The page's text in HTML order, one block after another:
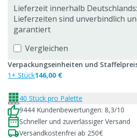
Lieferzeit innerhalb
Lieferzeiten sind unverbindlich
garantiert
Vergleichen
Verpackungseinheiten und
1+ Stück146,00 €
40 Stück pro Palette
9444 Kundenbewertungen: 8,3/10
Schneller und zuverlässiger Versand
Versandkostenfrei ab 250€